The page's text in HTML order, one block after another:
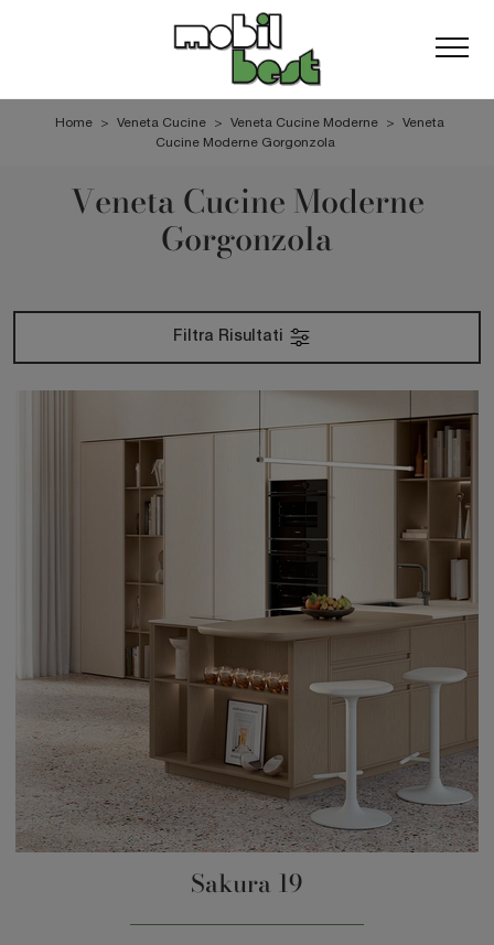
Home > Veneta Cucine > Veneta Cucine Moderne > Veneta
Cucine Moderne Gorgonzola
Veneta Cucine Moderne
Gorgonzola
Filtra Risultati
Sakura 19